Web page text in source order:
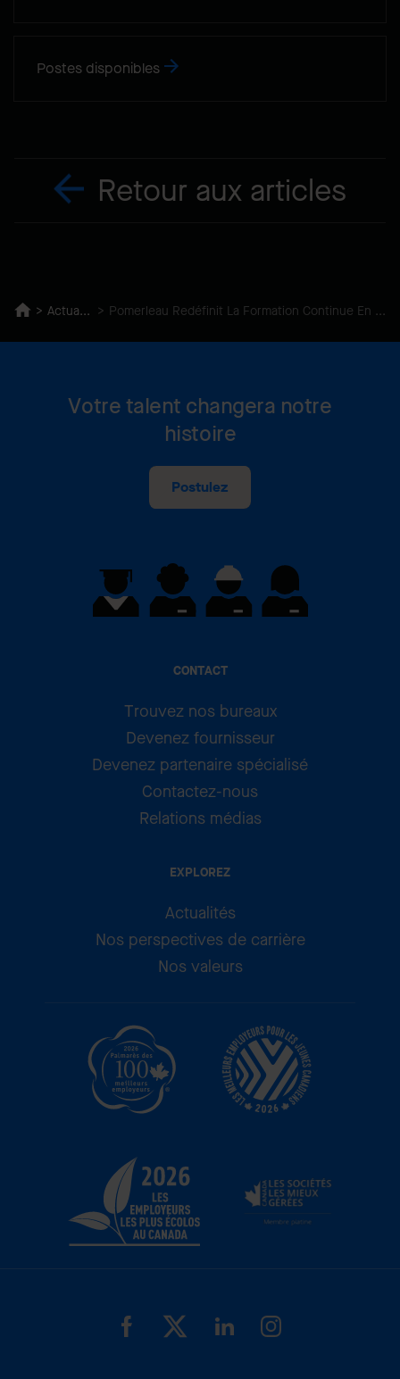
Postes disponibles
Retour aux articles
Actualités Pomerleau Redéfinit La Formation Continue En Entreprise
CONTACT
Trouvez nos bureaux
Devenez fournisseur
Devenez partenaire spécialisé
Contactez-nous
Relations médias
EXPLOREZ
Actualités
Nos perspectives de carrière
Nos valeurs
Votre talent changera notre
histoire
Postulez